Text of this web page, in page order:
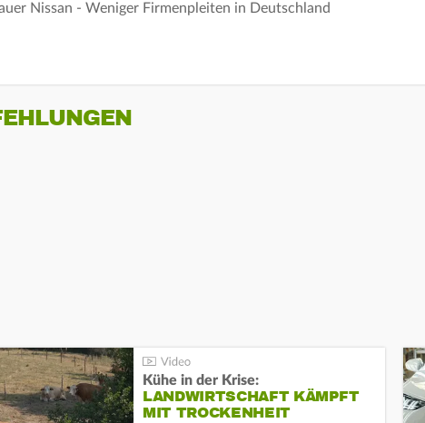
Nissan - Weniger Firmenpleiten in Deutschland
Kühe in der Krise:
LANDWIRTSCHAFT KÄMPFT
MIT TROCKENHEIT